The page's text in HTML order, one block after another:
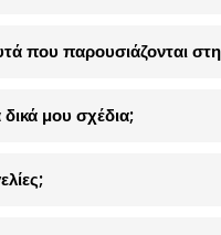
που παρουσιάζονται
μου σχέδια;